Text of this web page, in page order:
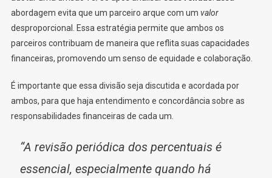
abordagem evita que um parceiro arque com um valor
desproporcional. Essa estratégia permite que ambos os
parceiros contribuam de maneira que reflita suas capacidades
financeiras, promovendo um senso de equidade e colaboração.
É importante que essa divisão seja discutida e acordada por
ambos, para que haja entendimento e concordância sobre as
responsabilidades financeiras de cada um.
“A revisão periódica dos percentuais é
essencial, especialmente quando há